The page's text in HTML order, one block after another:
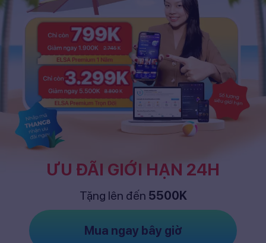
ƯU ĐÃI GIỚI HẠN 24H
Tặng lên đến 5500K
Mua ngay bây giờ